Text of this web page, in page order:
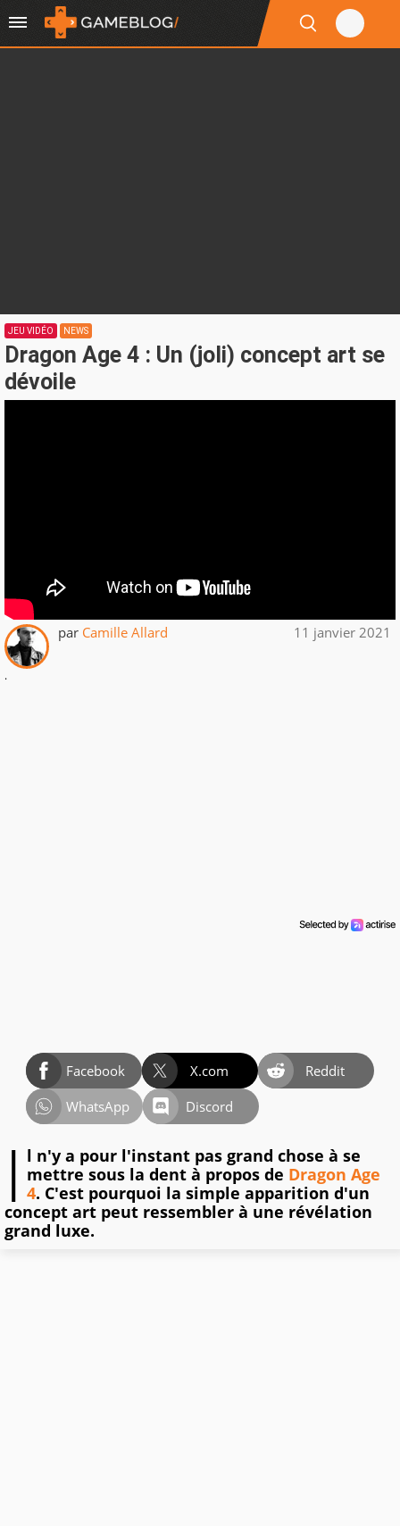
JEU VIDÉO NEWS
Dragon Age 4 : Un (joli) concept art se
dévoile
par Camille Allard 11 janvier 2021
.
Facebook X.com
Reddit
WhatsApp
Discord
I l n'y a pour l'instant pas grand chose à se
mettre sous la dent à propos de Dragon Age
4. C'est pourquoi la simple apparition d'un
concept art peut ressembler à une révélation
grand luxe.